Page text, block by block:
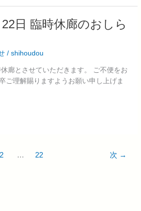
日 臨時休廊のおしら
/shihoudou
廊とさせていただきます。 ご不便をお
ご理解賜りますようお願い申し上げま
2 … 22 次 →